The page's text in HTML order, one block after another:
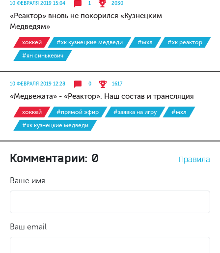
10 ФЕВРАЛЯ 2019 15:04 1 2030
«Реактор» вновь не покорился «Кузнецким
Медведям»
хоккей #хк кузнецкие медведи #мхл
#хк реактор
#ян синькевич
10 ФЕВРАЛЯ 2019 12:28 0 1617
«Медвежата» - «Реактор». Наш состав и трансляция
хоккей #прямой эфир #заявка на игру
#мхл
#хк кузнецкие медведи
Комментарии: 0 Правила
Ваше имя
Ваш email